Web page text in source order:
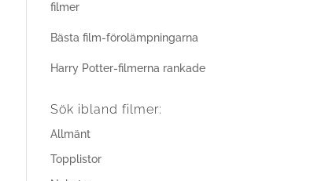
filmer
Bästa film-förolämpningarna
Harry Potter-filmerna rankade
Sök ibland filmer:
Allmänt
Topplistor